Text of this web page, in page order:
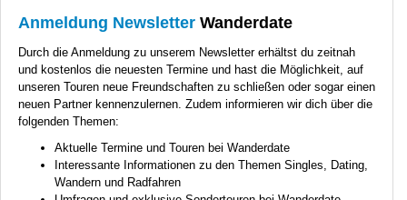
Anmeldung Newsletter Wanderdate
Durch die Anmeldung zu unserem Newsletter erhältst du zeitnah
und kostenlos die neuesten Termine und hast die Möglichkeit, auf
unseren Touren neue Freundschaften zu schließen oder sogar einen
neuen Partner kennenzulernen. Zudem informieren wir dich über die
folgenden Themen:
Aktuelle Termine und Touren bei Wanderdate
Interessante Informationen zu den Themen Singles, Dating,
Wandern und Radfahren